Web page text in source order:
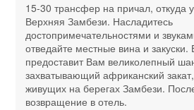
15-30 трансфер на причал, откуда
Верхняя Замбези. Насладитесь
достопримечательностями и
отведайте местные вина и закуски.
предоставит Вам великолепный
захватывающий африканский
живущих на берегах Замбези.
возвращение в отель.